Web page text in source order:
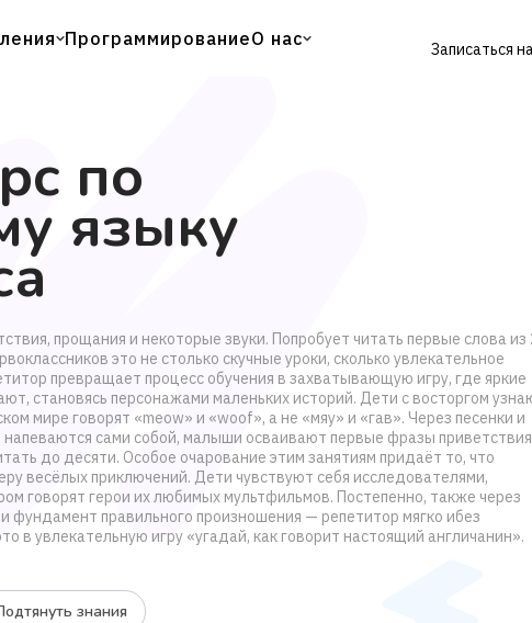
ПрограммированиеО нас
Записаться
по
языку
прощания и некоторые звуки. Попробует читать первые слова из
это не столько скучные уроки, сколько увлекательное
превращает процесс обучения в захватывающую игру, где яркие
становясь персонажами маленьких историй. Дети с восторгом
мире говорят «meow» и «woof», а не «мяу» и «гав». Через песенки и
сами собой, малыши осваивают первые фразы
до десяти. Особое очарование этим занятиям придаёт то, что
весёлых приключений. Дети чувствуют себя исследователями,
говорят герои их любимых мультфильмов. Постепенно, также через
фундамент правильного произношения — репетитор мягко ибез
в увлекательную игру «угадай, как говорит настоящий англичанин».
знания